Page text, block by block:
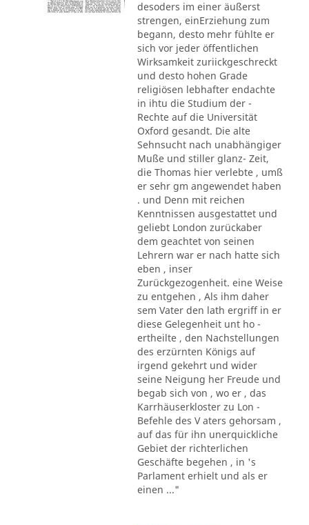
desoders im einer äußerst
strengen, einErziehung zum
begann, desto mehr fühlte er
sich vor jeder öffentlichen
Wirksamkeit zuriickgeschreckt
und desto hohen Grade
religiösen lebhafter endachte
in ihtu die Studium der -
Rechte auf die Universität
Oxford gesandt. Die alte
Sehnsucht nach unabhängiger
Muße und stiller glanz- Zeit,
die Thomas hier verlebte , umß
er sehr gm angewendet haben
. und Denn mit reichen
Kenntnissen ausgestattet und
geliebt London zurückaber
dem geachtet von seinen
Lehrern war er nach hatte sich
eben , inser
Zurückgezogenheit. eine Weise
zu entgehen , Als ihm daher
sem Vater den lath ergriff in er
diese Gelegenheit unt ho -
ertheilte , den Nachstellungen
des erzürnten Königs auf
irgend gekehrt und wider
seine Neigung her Freude und
begab sich von , wo er , das
Karrhäuserkloster zu Lon -
Befehle des V aters gehorsam ,
auf das für ihn unerquickliche
Gebiet der richterlichen
Geschäfte begehen , in 's
Parlament erhielt und als er
einen ..."